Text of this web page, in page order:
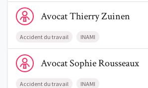
Voir le profil de AvocatThierry Zuinen
AvocatThierryZuinen
Accident du travail INAMI
Voir le profil de AvocatSophie Rousseaux
AvocatSophieRousseaux
Accident du travail INAMI